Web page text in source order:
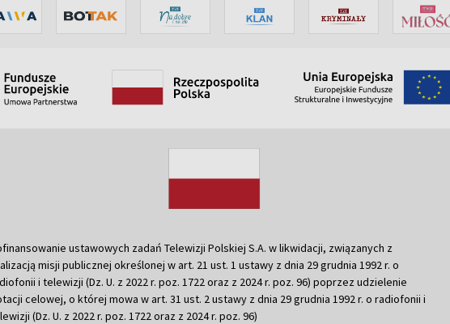
ustawowych zadań Telewizji Polskiej S.A. w likwidacji, związanych z
misji publicznej określonej w art. 21 ust. 1 ustawy z dnia 29 grudnia 1992 r. o
i telewizji (Dz. U. z 2022 r. poz. 1722 oraz z 2024 r. poz. 96) poprzez udzielenie
celowej, o której mowa w art. 31 ust. 2 ustawy z dnia 29 grudnia 1992 r. o radiofonii i
(Dz. U. z 2022 r. poz. 1722 oraz z 2024 r. poz. 96)